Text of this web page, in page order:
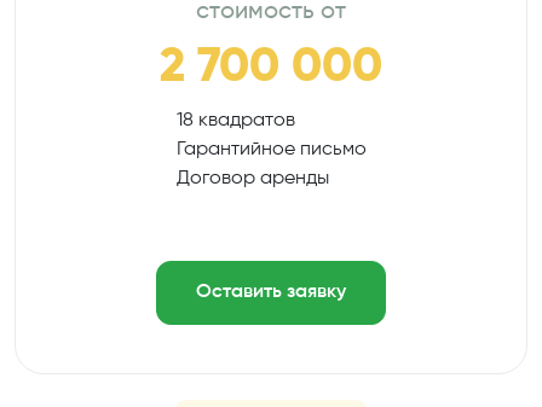
стоимость от
2 700 000
18 квадратов
Гарантийное письмо
Договор аренды
Оставить заявку